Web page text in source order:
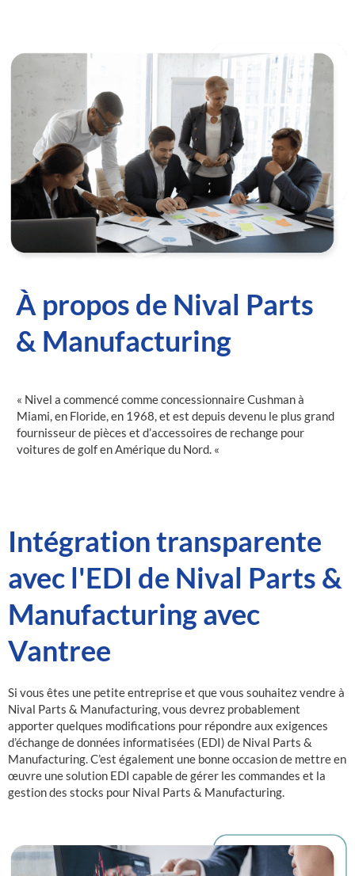
À propos de Nival Parts
& Manufacturing
« Nivel a commencé comme concessionnaire Cushman à
Miami, en Floride, en 1968, et est depuis devenu le plus grand
fournisseur de pièces et d’accessoires de rechange pour
voitures de golf en Amérique du Nord. «
Intégration transparente
avec l'EDI de Nival Parts &
Manufacturing avec
Vantree
Si vous êtes une petite entreprise et que vous souhaitez vendre à
Nival Parts & Manufacturing, vous devrez probablement
apporter quelques modifications pour répondre aux exigences
d’échange de données informatisées (EDI) de Nival Parts &
Manufacturing. C’est également une bonne occasion de mettre en
œuvre une solution EDI capable de gérer les commandes et la
gestion des stocks pour Nival Parts & Manufacturing.